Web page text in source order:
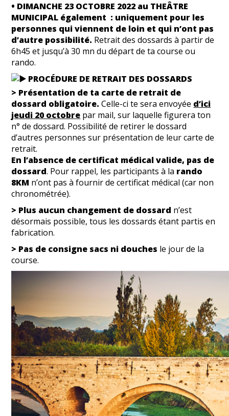
• DIMANCHE 23 OCTOBRE 2022 au THEÂTRE
MUNICIPAL également : uniquement pour les
personnes qui viennent de loin et qui n’ont pas
d’autre possibilité. Retrait des dossards à partir de
6h45 et jusqu’à 30 mn du départ de ta course ou
rando.
PROCÉDURE DE RETRAIT DES DOSSARDS
> Présentation de ta carte de retrait de
dossard obligatoire.Celle-ci te sera envoyée d’ici
jeudi 20 octobre par mail, sur laquelle figurera ton
n° de dossard. Possibilité de retirer le dossard
d’autres personnes sur présentation de leur carte de
retrait.
En l’absence de certificat médical valide, pas de
dossard. Pour rappel, les participants à la rando
8KM n’ont pas à fournir de certificat médical (car non
chronométrée).
> Plus aucun changement de dossard n’est
désormais possible, tous les dossards étant partis en
fabrication.
> Pas de consigne sacs ni douches le jour de la
course.